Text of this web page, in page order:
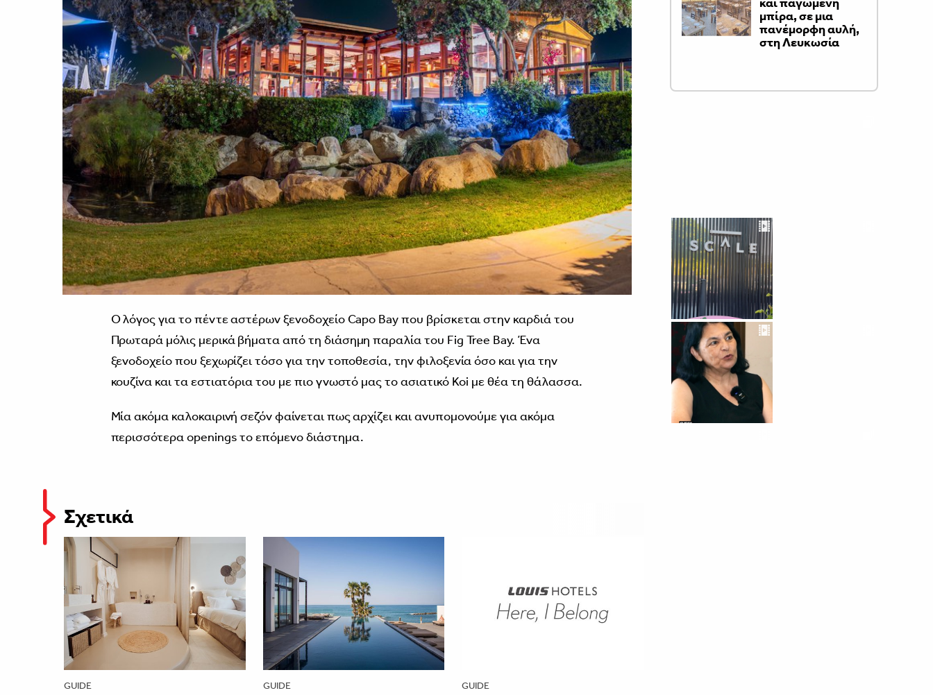
Ο λόγος για το πέντε αστέρων ξενοδοχείο Capo Bay που βρίσκεται στην καρδιά του
Πρωταρά μόλις μερικά βήματα από τη διάσημη παραλία του Fig Tree Bay. Ένα
ξενοδοχείο που ξεχωρίζει τόσο για την τοποθεσία, την φιλοξενία όσο και για την
κουζίνα και τα εστιατόρια του με πιο γνωστό μας το ασιατικό Koi με θέα τη θάλασσα.
Μία ακόμα καλοκαιρινή σεζόν φαίνεται πως αρχίζει και ανυπομονούμε για ακόμα
περισσότερα openings το επόμενο διάστημα.
Σχετικά
GUIDE GUIDE GUIDE
μπίρα, σε μια
πανέμορφη αυλή,
στη Λευκωσία